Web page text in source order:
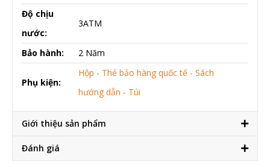
Độ chịu
nước:
3ATM
Bảo hành: 2 Năm
Phụ kiện:
Hộp - Thẻ bảo hàng quốc tế - Sách
hướng dẫn - Túi
Giới thiệu sản phẩm
Đánh giá